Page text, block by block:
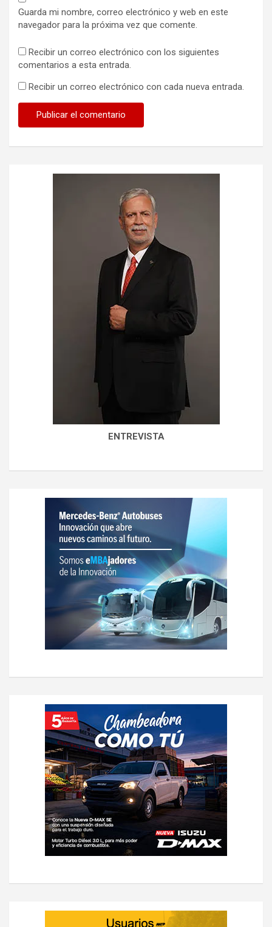
Guarda mi nombre, correo electrónico y web en este
navegador para la próxima vez que comente.
Recibir un correo electrónico con los siguientes
comentarios a esta entrada.
Recibir un correo electrónico con cada nueva entrada.
ENTREVISTA